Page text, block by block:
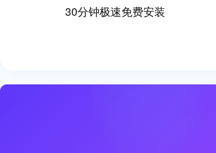
30分钟极速免费安装